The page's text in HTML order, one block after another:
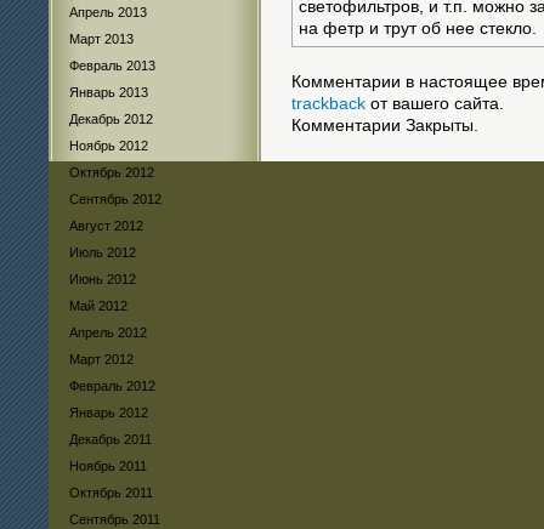
Апрель 2013
Март 2013
Февраль 2013
Январь 2013
Декабрь 2012
Ноябрь 2012
Октябрь 2012
Сентябрь 2012
Август 2012
Июль 2012
Июнь 2012
Май 2012
Апрель 2012
Март 2012
Февраль 2012
Январь 2012
Декабрь 2011
Ноябрь 2011
Октябрь 2011
Сентябрь 2011
светофильтров, и т.п. можно
на фетр и трут об нее стекло.
Комментарии в настоящее
trackback от вашего сайта.
Комментарии Закрыты.